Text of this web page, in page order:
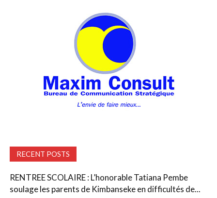
RECENT POSTS
RENTREE SCOLAIRE : L’honorable Tatiana Pembe
soulage les parents de Kimbanseke en difficultés de...